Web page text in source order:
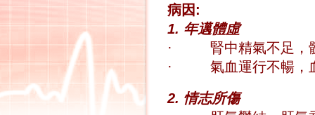
病因:
1. 年邁體虛
· 腎中精氣不足，
· 氣血運行不暢，
2. 情志所傷